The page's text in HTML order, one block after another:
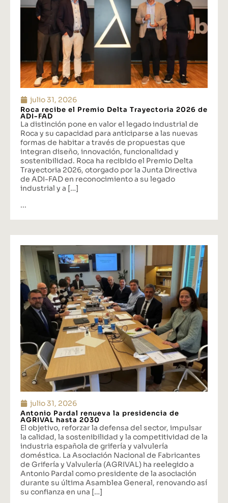
julio 31, 2026
Roca recibe el Premio Delta Trayectoria 2026 de
ADI-FAD
La distinción pone en valor el legado industrial de
Roca y su capacidad para anticiparse a las nuevas
formas de habitar a través de propuestas que
integran diseño, innovación, funcionalidad y
sostenibilidad. Roca ha recibido el Premio Delta
Trayectoria 2026, otorgado por la Junta Directiva
de ADI-FAD en reconocimiento a su legado
industrial y a […]
...
julio 31, 2026
Antonio Pardal renueva la presidencia de
AGRIVAL hasta 2030
El objetivo, reforzar la defensa del sector, impulsar
la calidad, la sostenibilidad y la competitividad de la
industria española de grifería y valvulería
doméstica. La Asociación Nacional de Fabricantes
de Grifería y Valvulería (AGRIVAL) ha reelegido a
Antonio Pardal como presidente de la asociación
durante su última Asamblea General, renovando así
su confianza en una […]